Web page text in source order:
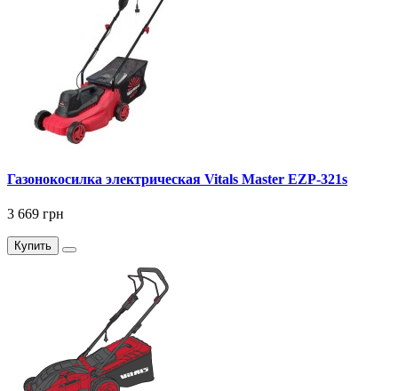
Газонокосилка электрическая Vitals Master EZP-321s
3 669 грн
Купить